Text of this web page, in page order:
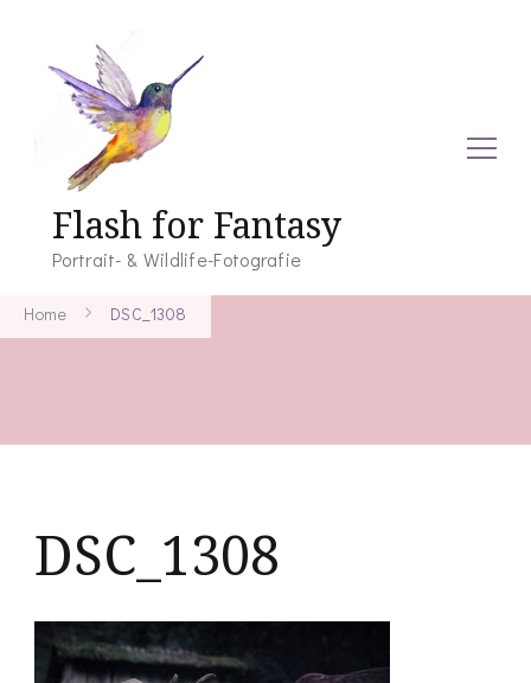
Flash for Fantasy
Portrait- & Wildlife-Fotografie
Home DSC_1308
DSC_1308